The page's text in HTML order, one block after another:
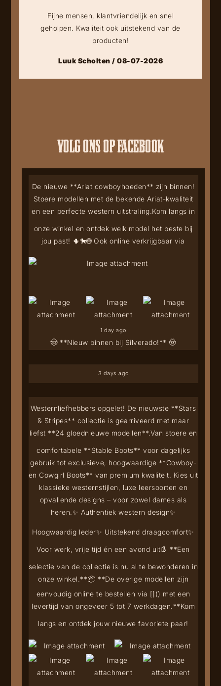
Fijne mensen, klantvriendelijk en snel
geholpen. Kwaliteit ook uitstekend van de
producten!
Luuk Scholten / 08-07-2026
VOLG ONS OP FACEBOOK
🤠 **Nieuw binnen bij Silverado!** 🤠
De nieuwe **Ariat cowboyhoeden** zijn binnen!
Stoere modellen met de bekende Ariat-kwaliteit
en een perfecte western uitstraling.Kom langs in
onze winkel en ontdek welk model het beste bij
jou past! 🌵🐎🌐 Ook online verkrijgbaar via
1 day ago
3 days ago
Westernliefhebbers opgelet! De nieuwste **Stars
& Stripes** collectie is gearriveerd met maar
liefst **24 gloednieuwe modellen**.Van stoere en
comfortabele **Stable Boots** voor dagelijks
gebruik tot exclusieve, hoogwaardige **Cowboy-
en Cowgirl Boots** van premium kwaliteit. Kies uit
klassieke westernstijlen, luxe leersoorten en
opvallende designs – voor zowel dames als
heren.✨ Authentiek western design✨
Hoogwaardig leder✨ Uitstekend draagcomfort✨
Voor werk, vrije tijd én een avond uit👢 **Een
selectie van de collectie is nu al te bewonderen in
onze winkel.**📦 **De overige modellen zijn
eenvoudig online te bestellen via []() met een
levertijd van ongeveer 5 tot 7 werkdagen.**Kom
langs en ontdek jouw nieuwe favoriete paar!